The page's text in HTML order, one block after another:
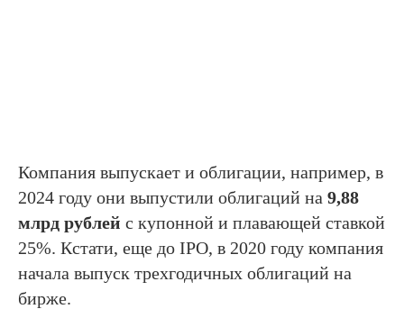
Компания выпускает и облигации, например, в
2024 году они выпустили облигаций на 9,88
млрд рублей с купонной и плавающей ставкой
25%. Кстати, еще до IPO, в 2020 году компания
начала выпуск трехгодичных облигаций на
бирже.